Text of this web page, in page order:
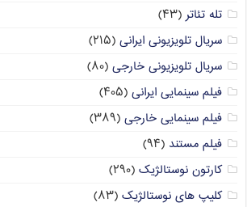
تله تئاتر (۴۳)
سریال تلویزیونی ایرانی (۲۱۵)
سریال تلویزیونی خارجی (۸۰)
فیلم سینمایی ایرانی (۴۰۵)
فیلم سینمایی خارجی (۳۸۹)
فیلم مستند (۹۴)
کارتون نوستالژیک (۲۹۰)
کلیپ های نوستالژیک (۸۳)